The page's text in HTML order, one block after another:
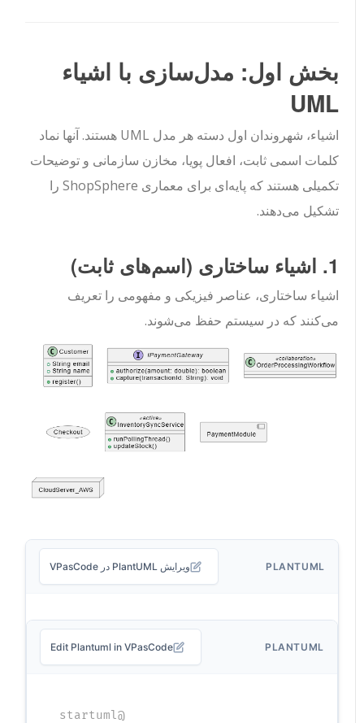
بخش اول: مدل‌سازی با اشیاء
UML
اشیاء، شهروندان اول دسته هر مدل UML هستند. آنها نماد
کلمات اسمی ثابت، افعال پویا، مخازن سازمانی و توضیحات
تکمیلی هستند که پایه‌ای برای معماری ShopSphere را
تشکیل می‌دهند.
اشیاء ساختاری، عناصر فیزیکی و مفهومی را تعریف
می‌کنند که در سیستم حفظ می‌شوند.
PLANTUML ویرایش PlantUML در VPasCode
PLANTUML
Edit Plantuml in VPasCode